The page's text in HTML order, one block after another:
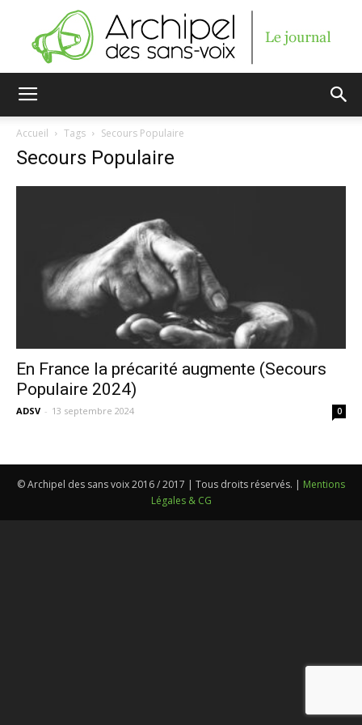
sans-
voix
Accueil Tags Secours Populaire
Secours Populaire
En France la précarité augmente (Secours
Populaire 2024)
ADSV - 13 septembre 2024 0
© Archipel des sans voix 2016 / 2017 | Tous droits réservés. | Mentions
Légales & CG